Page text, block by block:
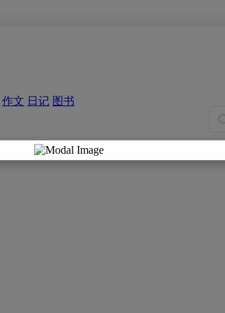
作文 日记 图书